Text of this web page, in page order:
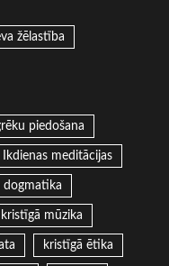
žēlastība
piedošana
Ikdienas meditācijas
dogmatika
kristīgā mūzika
kristīgā ētika